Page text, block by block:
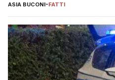
ASIA BUCONI-FATTI